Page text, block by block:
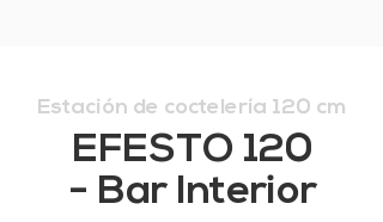
Estación de coctelería 120 cm
EFESTO 120
- Bar Interior